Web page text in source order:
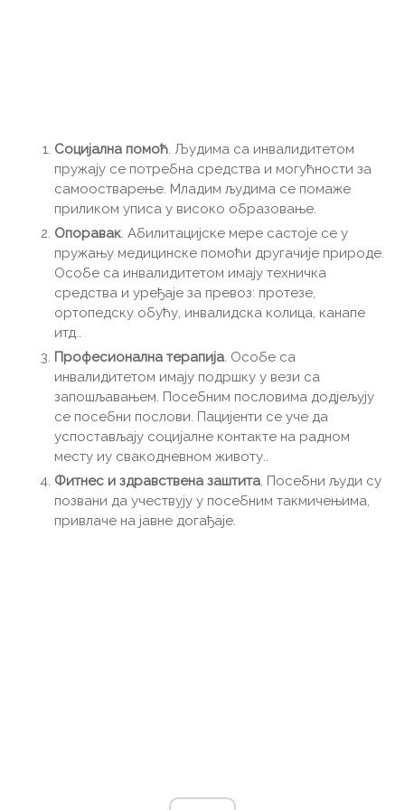
Социјална помоћ. Људима са инвалидитетом
пружају се потребна средства и могућности за
самоостварење. Младим људима се помаже
приликом уписа у високо образовање.
Опоравак. Абилитацијске мере састоје се у
пружању медицинске помоћи другачије природе.
Особе са инвалидитетом имају техничка
средства и уређаје за превоз: протезе,
ортопедску обућу, инвалидска колица, канапе
итд..
Професионална терапија. Особе са
инвалидитетом имају подршку у вези са
запошљавањем. Посебним пословима додјељују
се посебни послови. Пацијенти се уче да
успостављају социјалне контакте на радном
месту иу свакодневном животу..
Фитнес и здравствена заштита. Посебни људи су
позвани да учествују у посебним такмичењима,
привлаче на јавне догађаје.